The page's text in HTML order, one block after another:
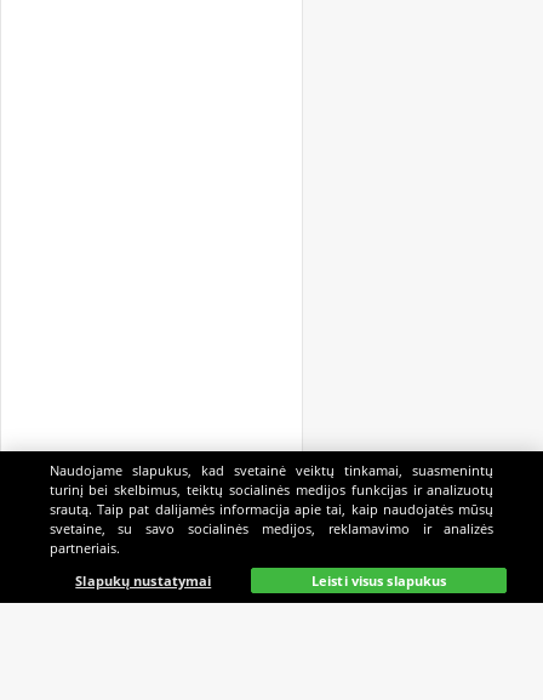
Pagrindinis Gyvai Paieška Mano Kazino
Naudojame slapukus, kad svetainė veiktų tinkamai, suasmenintų
turinį bei skelbimus, teiktų socialinės medijos funkcijas ir analizuotų
srautą. Taip pat dalijamės informacija apie tai, kaip naudojatės mūsų
svetaine, su savo socialinės medijos, reklamavimo ir analizės
partneriais.
Slapukų nustatymai
Leisti visus slapukus